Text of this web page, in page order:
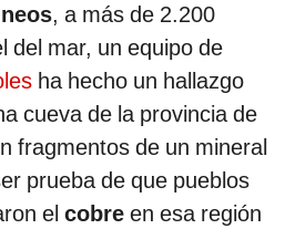
, a más de 2.200
del mar, un equipo de
ha hecho un hallazgo
cueva de la provincia de
fragmentos de un mineral
prueba de que pueblos
el cobre en esa región